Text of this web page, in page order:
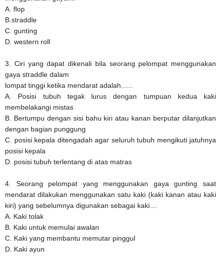
A. flop
B.straddle
C. gunting
D. western roll
3. Ciri yang dapat dikenali bila seorang pelompat menggunakan
gaya straddle dalam
lompat tinggi ketika mendarat adalah......
A. Posisi tubuh tegak lurus dengan tumpuan kedua kaki
membelakangi mistas
B. Bertumpu dengan sisi bahu kiri atau kanan berputar dilanjutkan
dengan bagian punggung
C. posisi kepala ditengadah agar seluruh tubuh mengikuti jatuhnya
posisi kepala
D. posisi tubuh terlentang di atas matras
4. Seorang pelompat yang menggunakan gaya gunting saat
mendarat dilakukan menggunakan satu kaki (kaki kanan atau kaki
kiri) yang sebelumnya digunakan sebagai kaki....
A. Kaki tolak
B. Kaki untuk memulai awalan
C. Kaki yang membantu memutar pinggul
D. Kaki ayun